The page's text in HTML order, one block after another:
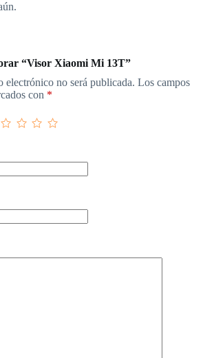
“Visor Xiaomi Mi 13T”
electrónico no será publicada. Los campos
con *